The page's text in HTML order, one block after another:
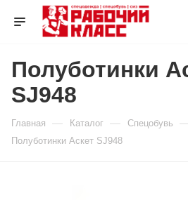
Полуботинки
SJ948
Главная — Каталог — Спецобувь
Полуботинки Аскет SJ948